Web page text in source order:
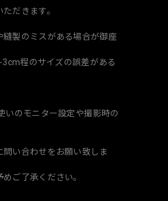
だきます。
製のミスがある場合が御座
程のサイズの誤差がある
のモニター設定や撮影時の
い合わせをお願い致しま
ご了承ください。